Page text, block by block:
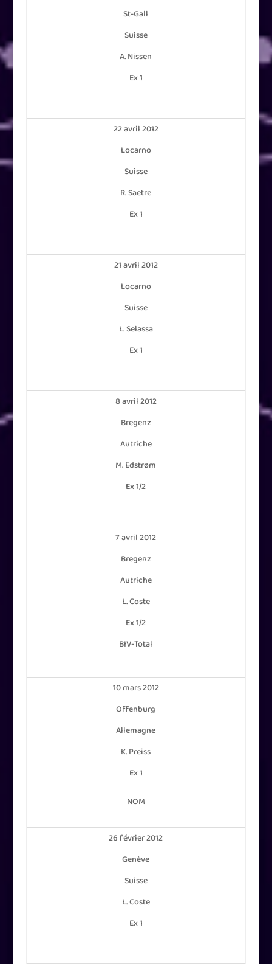
St-Gall
Suisse
A. Nissen
Ex 1
22 avril 2012
Locarno
Suisse
R. Saetre
Ex 1
21 avril 2012
Locarno
Suisse
L. Selassa
Ex 1
8 avril 2012
Bregenz
Autriche
M. Edstrøm
Ex 1/2
7 avril 2012
Bregenz
Autriche
L. Coste
Ex 1/2
BIV-Total
10 mars 2012
Offenburg
Allemagne
K. Preiss
Ex 1
NOM
26 février 2012
Genève
Suisse
L. Coste
Ex 1